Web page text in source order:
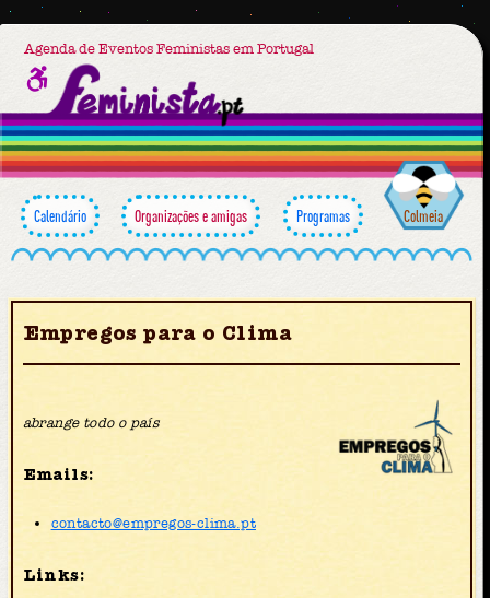
Agenda de Eventos Feministas em Portugal
Calendário Organizações e amigas Programas Colmeia
Empregos para o Clima
abrange todo o país
Emails:
contacto@empregos-clima.pt
Links: